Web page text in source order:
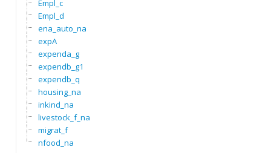
Empl_c
Empl_d
ena_auto_na
expA
expenda_g
expendb_g1
expendb_q
housing_na
inkind_na
livestock_f_na
migrat_f
nfood_na